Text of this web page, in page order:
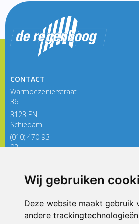
Wij gebruiken
Deze website maakt gebruik
andere
CONTACT
Warmoezenierstraat
36
3123 EN
Schiedam
(010) 470 93
92
ONDERDEEL VAN